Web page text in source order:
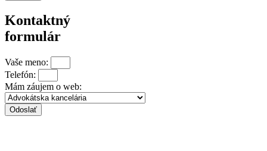
Kontaktný
formulár
Vaše meno:
Telefón:
Mám záujem o web:
Odoslať